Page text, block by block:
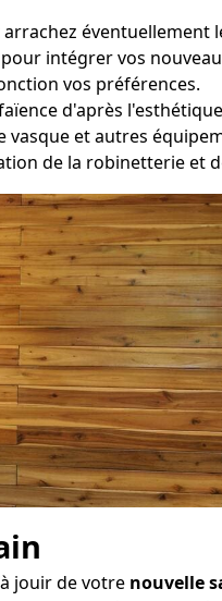
éventuellement
intégrer vos
vos préférences.
d'après
et autres
de la robinetterie et
jouir de votre nouvelle